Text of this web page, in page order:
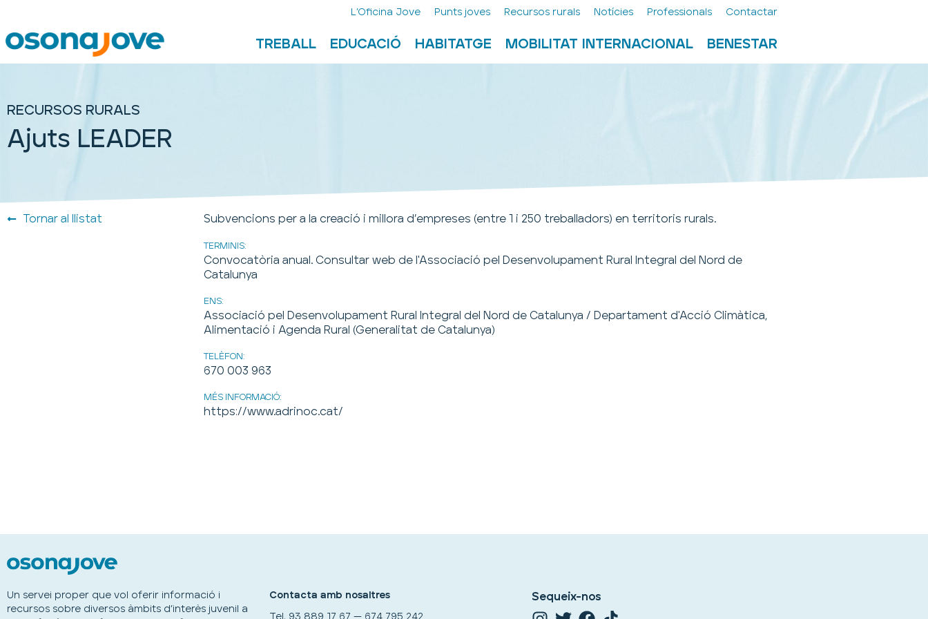
L’Oficina Jove Punts joves Recursos rurals Notícies Professionals Contactar
TREBALL EDUCACIÓ HABITATGE MOBILITAT INTERNACIONAL BENESTAR
RECURSOS RURALS
Ajuts LEADER
Tornar al llistat Subvencions per a la creació i millora d’empreses (entre 1 i 250 treballadors) en territoris rurals.
TERMINIS:
Convocatòria anual. Consultar web de l'Associació pel Desenvolupament Rural Integral del Nord de
Catalunya
ENS:
Associació pel Desenvolupament Rural Integral del Nord de Catalunya / Departament d'Acció Climàtica,
Alimentació i Agenda Rural (Generalitat de Catalunya)
TELÈFON:
670 003 963
MÉS INFORMACIÓ:
https://www.adrinoc.cat/
Un servei proper que vol oferir informació i
recursos sobre diversos àmbits d’interès juvenil a
Contacta amb nosaltres
Tel. 93 889 17 67 — 674 795 242
Sequeix-nos